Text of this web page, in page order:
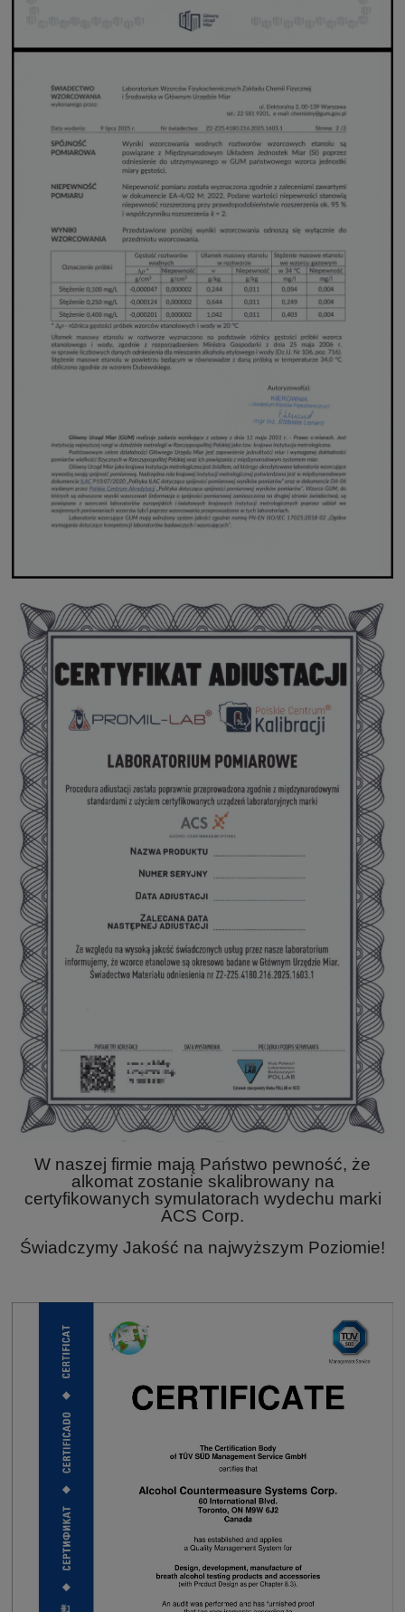
W naszej firmie mają Państwo pewność, że
alkomat zostanie skalibrowany na
certyfikowanych symulatorach wydechu marki
ACS Corp.
Świadczymy Jakość na najwyższym Poziomie!